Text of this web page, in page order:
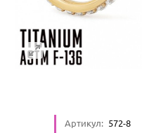
Артикул: 572-8